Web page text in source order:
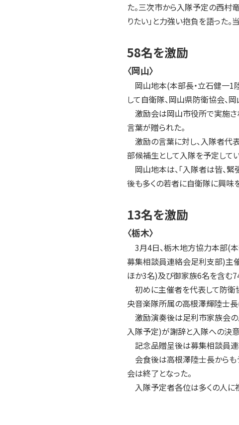
た。三次市から入隊予定の西村
りたい」と力強い抱負を語った
58名を激励
〈岡山〉
岡山地本(本部長・立石健一1
して自衛隊、岡山県防衛協会、
激励会は岡山市役所で実施さ
言葉が贈られた。
激励の言葉に対し、入隊者代
部候補生として入隊を予定してい
岡山地本は、「入隊者は皆、
後も多くの若者に自衛隊に興味
13名を激励
〈栃木〉
3月4日、栃木地方協力本部(
募集相談員連絡会足利支部)主
ほか3名)及び御家族6名を含む
初めに主催者を代表して防衛
央音楽隊所属の高根澤輝陸士長
激励演奏後は足利市家族会の
入隊予定)が謝辞と入隊への決意
記念品贈呈後は募集相談員連
会食後は高根澤陸士長からも
会は終了となった。
入隊予定者各位は多くの人に